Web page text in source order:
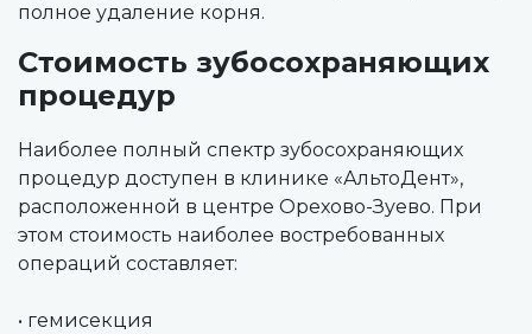
полное удаление корня.
Стоимость зубосохраняющих
процедур
Наиболее полный спектр зубосохраняющих
процедур доступен в клинике «АльтоДент»,
расположенной в центре Орехово-Зуево. При
этом стоимость наиболее востребованных
операций составляет:
• гемисекция